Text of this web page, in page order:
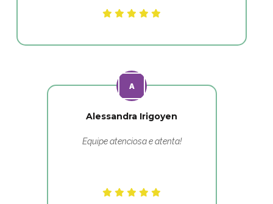
Alessandra Irigoyen
Equipe atenciosa e atenta!